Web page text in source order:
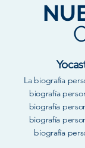
La biografía
biografía
biografía
biografía
biografía